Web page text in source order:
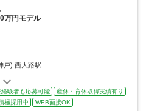
万円モデル
戸) 西大路駅
経験者も応募可能
産休・育休取得実績有り
極採用中 WEB面接OK